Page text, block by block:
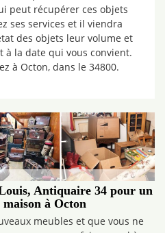
peut récupérer ces objets
ses services et il viendra
des objets leur volume et
à la date qui vous convient.
à Octon, dans le 34800.
Antiquaire 34 pour un
à Octon
meubles et que vous ne